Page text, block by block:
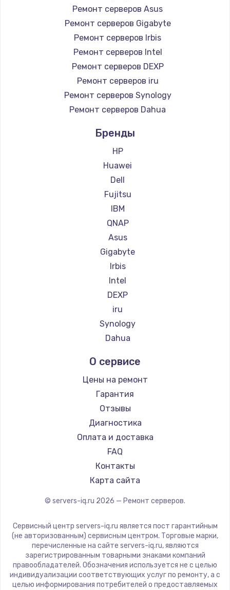
Заказать
Замена жесткого диска
1000 руб.
Заказать
Чистка от пыли
1330 руб.
Заказать
Настройка ОС
1360 руб.
Заказать
Замена петель
Заказать
1260 руб.
Заказать
Заказать
Ремонт разъема питания
1330 руб.
Заказать
Замена видеокарты
2100 руб.
Заказать
3000 руб.
Заказать
Замена материнской платы
Ремонт серверов Asus
Ремонт серверов Gigabyte
Ремонт серверов Irbis
Ремонт серверов Intel
Ремонт серверов DEXP
Ремонт серверов iru
Ремонт серверов Synology
Ремонт серверов Dahua
Бренды
HP
Huawei
Dell
Fujitsu
IBM
QNAP
Asus
Gigabyte
Irbis
Intel
DEXP
iru
Synology
Dahua
О сервисе
Цены на ремонт
Гарантия
Отзывы
Диагностика
Оплата и доставка
FAQ
Контакты
Карта сайта
© servers-iq.ru 2026 — Ремонт серверов.
Сервисный центр servers-iq.ru является пост гарантийным
(не авторизованным) сервисным центром. Торговые марки,
перечисленные на сайте servers-iq.ru, являются
зарегистрированным товарными знаками компаний
правообладателей. Обозначения используется не с целью
индивидуализации соответствующих услуг по ремонту, а с
целью информирования потребителей о предоставляемых